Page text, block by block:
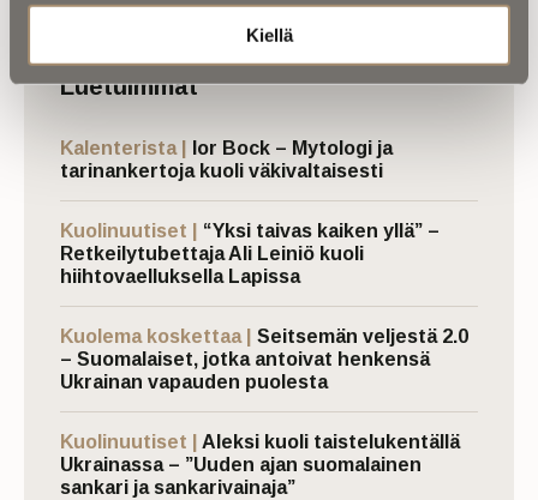
Kiellä
Luetuimmat
Kalenterista |
Ior Bock – Mytologi ja
tarinankertoja kuoli väkivaltaisesti
Kuolinuutiset |
“Yksi taivas kaiken yllä” –
Retkeilytubettaja Ali Leiniö kuoli
hiihtovaelluksella Lapissa
Kuolema koskettaa |
Seitsemän veljestä 2.0
– Suomalaiset, jotka antoivat henkensä
Ukrainan vapauden puolesta
Kuolinuutiset |
Aleksi kuoli taistelukentällä
Ukrainassa – ”Uuden ajan suomalainen
sankari ja sankarivainaja”